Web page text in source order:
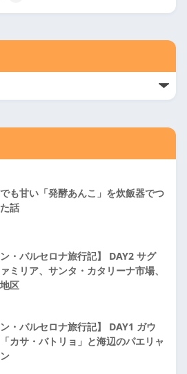
も甘い「発酵あんこ」を炊飯器でつ
話
ン・バルセロナ旅行記】 DAY2 サグ
ミリア、サンタ・カタリーナ市場、
区
ン・バルセロナ旅行記】 DAY1 ガウ
カサ・バトリョ」と海辺のパエリャ